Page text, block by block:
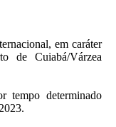
em caráter
de Cuiabá/Várzea
tempo determinado